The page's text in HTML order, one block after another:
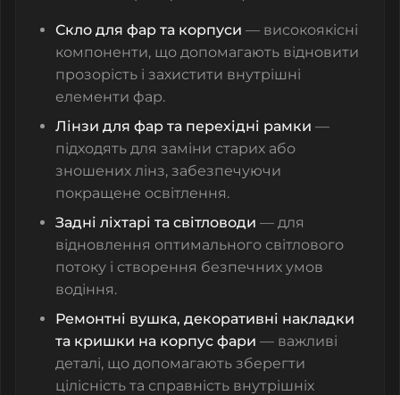
Скло для фар та корпуси — високоякісні
компоненти, що допомагають відновити
прозорість і захистити внутрішні
елементи фар.
Лінзи для фар та перехідні рамки —
підходять для заміни старих або
зношених лінз, забезпечуючи
покращене освітлення.
Задні ліхтарі та світловоди — для
відновлення оптимального світлового
потоку і створення безпечних умов
водіння.
Ремонтні вушка, декоративні накладки
та кришки на корпус фари — важливі
деталі, що допомагають зберегти
цілісність та справність внутрішніх